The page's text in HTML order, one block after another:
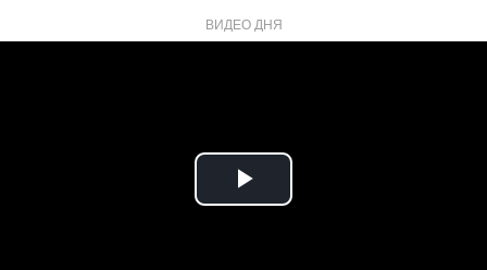
ВИДЕО ДНЯ
Play